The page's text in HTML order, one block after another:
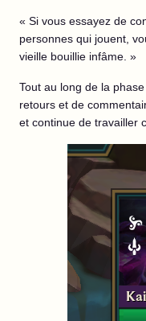
« Si vous essayez de
personnes qui jouent,
vieille bouillie infâme. »
Tout au long de la
retours et de
et continue de travailler